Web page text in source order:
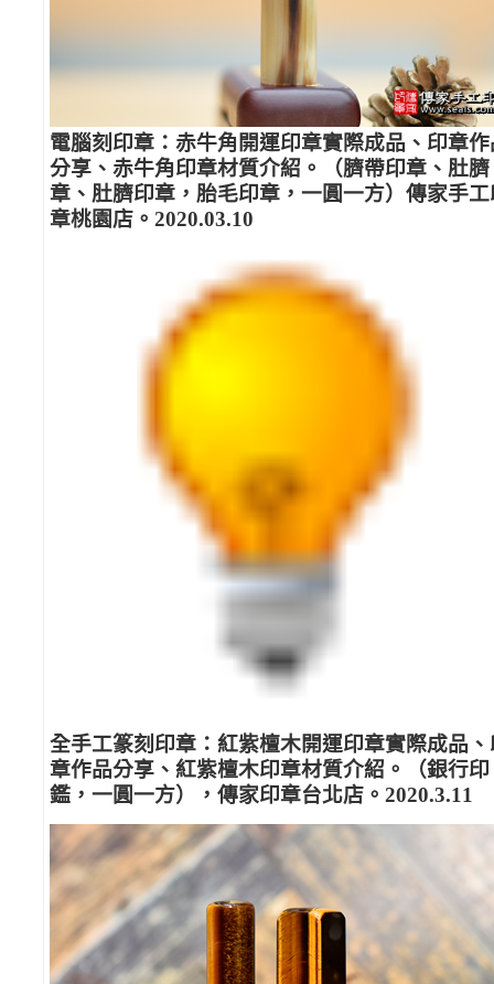
電腦刻印章：赤牛角開運印章實際成品、印章作
分享、赤牛角印章材質介紹。（臍帶印章、肚臍
章、肚臍印章，胎毛印章，一圓一方）傳家手工
章桃園店。2020.03.10
全手工篆刻印章：紅紫檀木開運印章實際成品、
章作品分享、紅紫檀木印章材質介紹。（銀行印
鑑，一圓一方），傳家印章台北店。2020.3.11